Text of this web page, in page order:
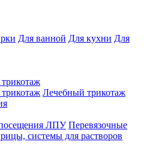
Для ванной Для кухни Для
Лечебный трикотаж
ЛПУ Перевязочные
системы для растворов